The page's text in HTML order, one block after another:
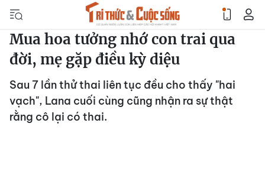
Mua hoa tưởng nhớ con trai qua
đời, mẹ gặp điều kỳ diệu
Sau 7 lần thử thai liên tục đều cho thấy "hai
vạch", Lana cuối cùng cũng nhận ra sự thật
rằng cô lại có thai.